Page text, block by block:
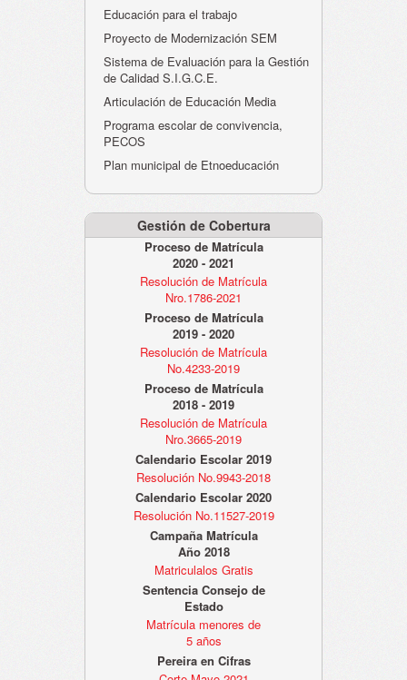
Educación para el trabajo
Proyecto de Modernización SEM
Sistema de Evaluación para la Gestión
de Calidad S.I.G.C.E.
Articulación de Educación Media
Programa escolar de convivencia,
PECOS
Plan municipal de Etnoeducación
Gestión de Cobertura
Proceso de Matrícula
2020 - 2021
Resolución de Matrícula
Nro.1786-2021
Proceso de Matrícula
2019 - 2020
Resolución de Matrícula
No.4233-2019
Proceso de Matrícula
2018 - 2019
Resolución de Matrícula
Nro.3665-2019
Calendario Escolar 2019
Resolución No.9943-2018
Calendario Escolar 2020
Resolución No.11527-2019
Campaña Matrícula
Año 2018
Matriculalos Gratis
Sentencia Consejo de
Estado
Matrícula menores de
5 años
Pereira en Cifras